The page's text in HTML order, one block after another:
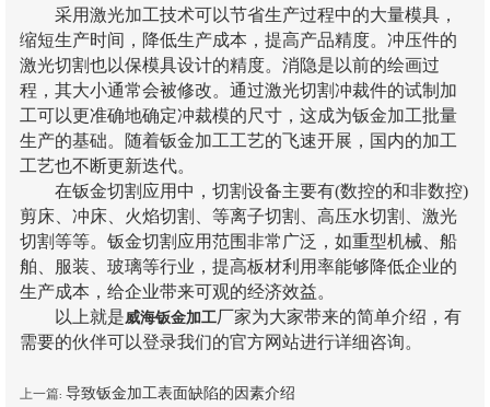
采用激光加工技术可以节省生产过程中的大量模具，
缩短生产时间，降低生产成本，提高产品精度。冲压件的
激光切割也以保模具设计的精度。消隐是以前的绘画过
程，其大小通常会被修改。通过激光切割冲裁件的试制加
工可以更准确地确定冲裁模的尺寸，这成为钣金加工批量
生产的基础。随着钣金加工工艺的飞速开展，国内的加工
工艺也不断更新迭代。
在钣金切割应用中，切割设备主要有(数控的和非数控)
剪床、冲床、火焰切割、等离子切割、高压水切割、激光
切割等等。钣金切割应用范围非常广泛，如重型机械、船
舶、服装、玻璃等行业，提高板材利用率能够降低企业的
生产成本，给企业带来可观的经济效益。
以上就是威海钣金加工厂家为大家带来的简单介绍，有
需要的伙伴可以登录我们的官方网站进行详细咨询。
上一篇: 导致钣金加工表面缺陷的因素介绍